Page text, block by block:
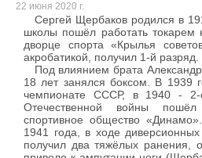
22 июня 2020 г.
Сергей Щербаков родился в
школы пошёл работать токарем
дворце спорта «Крылья
акробатикой, получил 1-й разряд.
Под влиянием брата
18 лет занялся боксом. В 1939
чемпионате СССР, в 1940 -
Отечественной войны
спортивное общество
1941 года, в ходе
получил два тяжёлых ранения,